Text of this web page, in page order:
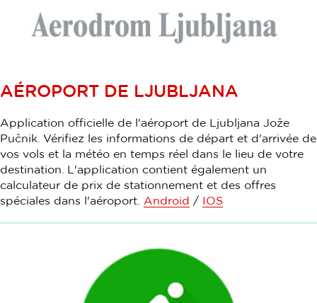
AÉROPORT DE LJUBLJANA
Application officielle de l'aéroport de Ljubljana Jože
Pučnik. Vérifiez les informations de départ et d'arrivée de
vos vols et la météo en temps réel dans le lieu de votre
destination. L'application contient également un
calculateur de prix de stationnement et des offres
spéciales dans l'aéroport. Android / IOS